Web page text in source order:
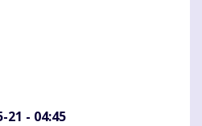
21 - 04:45